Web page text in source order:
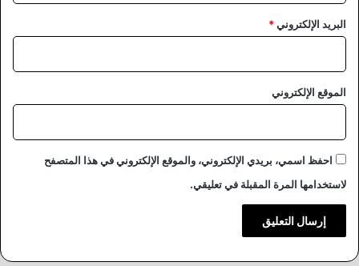
البريد الإلكتروني*
الموقع الإلكتروني
احفظ اسمي، بريدي الإلكتروني، والموقع الإلكتروني في هذا المتصفح
لاستخدامها المرة المقبلة في تعليقي.